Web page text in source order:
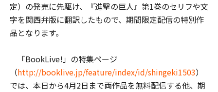
定）の発売に先駆け、『進撃の巨人』第1巻のセリフや文
字を関西弁版に翻訳したもので、期間限定配信の特別作
品となります。
「BookLive!」の特集ページ
（http://booklive.jp/feature/index/id/shingeki1503）
では、本日から4月2日まで両作品を無料配信する他、期